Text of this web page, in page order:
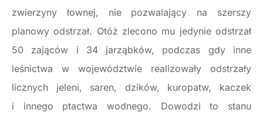
zwierzyny łownej, nie pozwalający na szerszy
planowy odstrzał. Otóż zlecono mu jedynie odstrzał
50 zająców i 34 jarząbków, podczas gdy inne
leśnictwa w województwie realizowały odstrzały
licznych jeleni, saren, dzików, kuropatw, kaczek
i innego ptactwa wodnego. Dowodzi to stanu